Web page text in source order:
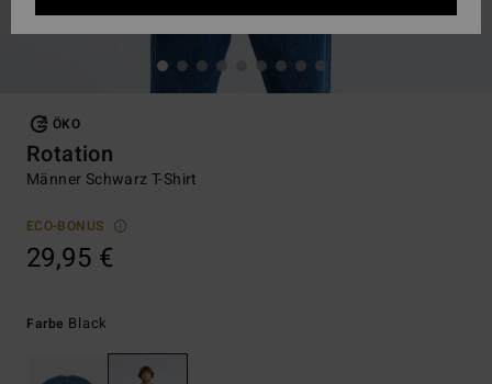
ÖKO
Rotation
Männer Schwarz T-Shirt
ECO-BONUS
29,95 €
Farbe Black